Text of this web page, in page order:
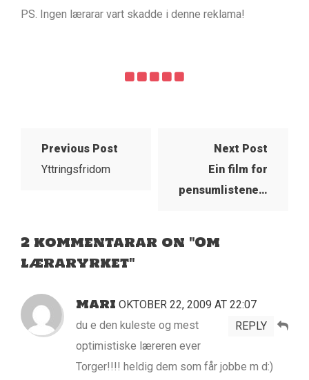
PS. Ingen lærarar vart skadde i denne reklama!
Previous Post
Yttringsfridom
Next Post
Ein film for
pensumlistene…
2 kommentarar on "Om
læraryrket"
MARI OKTOBER 22, 2009 AT 22:07
REPLY
du e den kuleste og mest
optimistiske læreren ever
Torger!!!! heldig dem som får jobbe m d:)